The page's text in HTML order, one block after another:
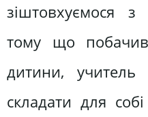
зіштовхуємося
тому що
дитини, учитель
складати для